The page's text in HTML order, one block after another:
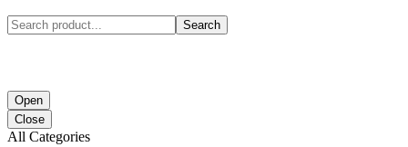
Search
Open
Close
All Categories